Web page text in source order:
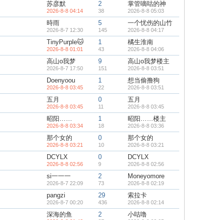
苏彦默
2026-8-8 04:14
2
38
掌管嘀咕的神
2026-8-8 05:03
時雨
2026-8-7 12:30
5
145
一个忧伤的山竹
2026-8-8 04:17
TinyPurple🐱
2026-8-8 01:01
1
43
橘生淮南
2026-8-8 04:06
高山o我梦
2026-8-7 17:50
9
151
高山o我梦楼主
2026-8-8 03:51
Doenyoou
2026-8-8 03:45
1
22
想当偷撸狗
2026-8-8 03:51
五月
2026-8-8 03:45
0
11
五月
2026-8-8 03:45
昭阳……
2026-8-8 03:34
1
18
昭阳……楼主
2026-8-8 03:36
那个女的
2026-8-8 03:21
0
10
那个女的
2026-8-8 03:21
DCYLX
2026-8-8 02:56
0
9
DCYLX
2026-8-8 02:56
si一一一
2026-8-7 22:09
2
73
Moneyomore
2026-8-8 02:19
pangzi
2026-8-7 00:20
29
436
索拉卡
2026-8-8 02:14
深海的鱼 2 小咕噜